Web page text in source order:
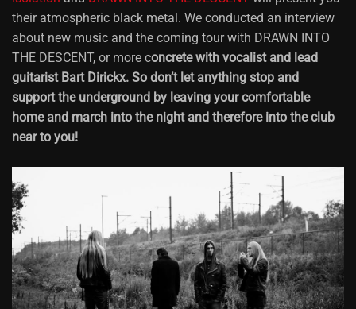
their atmospheric black metal. We conducted an interview
about new music and the coming tour with DRAWN INTO
THE DESCENT, or more concrete with vocalist and lead
guitarist Bart Dirickx. So don’t let anything stop and
support the underground by leaving your comfortable
home and march into the night and therefore into the club
near to you!